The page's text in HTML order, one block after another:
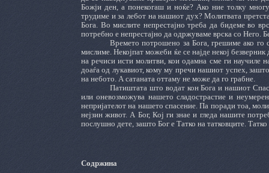
Божји ден, а понекогаш и ноќе? Ако ние толку
трудиме и за лебот на нашиот дух? Молитвата
Бога. Во мислите непрестајно треба да бидеме во
потребно е непрестајно да одржуваме врска со Него.
Времето потрошено за Бога, грешиме ако го
мислиме. Некојпат можеби ќе се најде некој
на речиси исти молитви, кои одамна сме ги научиле
доаѓа од лукавиот, кому му пречи нашиот успех,
на небото. А сатаната оттаму не може да го грабне.
Патиштата што водат кон Бога и нашиот
или оневозможува нашето сладострастие и
непријателот на нашето спасение. Па поради тоа,
нејзин живот. А Бог, Кој ги знае и гледа нашите
послушно дете, зашто Бог е Татко на татковците.
Содржина